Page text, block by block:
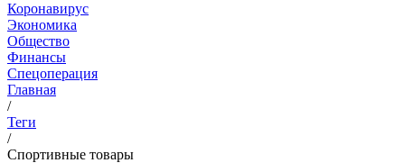
Коронавирус
Экономика
Общество
Финансы
Спецоперация
Главная
/
Теги
/
Спортивные товары